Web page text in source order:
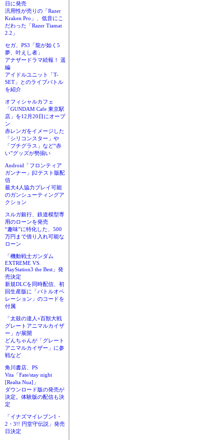
日に発売
汎用性が売りの「Razer
Kraken Pro」、低音にこ
だわった「Razer Tiamat
2.2」
セガ、PS3「龍が如く5
夢、叶えし者」
アナザードラマ続報！ 遥
編
アイドルユニット「T-
SET」とのライブバトル
を紹介
オフィシャルカフェ
「GUNDAM Cafe 東京駅
店」を12月20日にオープ
ン
赤レンガをイメージした
「シリコンスター」や
「プチグラス」など“赤
い”グッズが勢揃い
Android「フロンティア
ガンナー」β2テスト版配
信
最大4人協力プレイ可能
のガンシューティングア
クション
スルガ銀行、鉄道模型専
用のローンを発売
“趣味”に特化した、500
万円まで借り入れ可能な
ローン
「機動戦士ガンダム
EXTREME VS.
PlayStation3 the Best」発
売決定
新規DLCを同時配信、初
回生産版に「バトルオペ
レーション」のコードを
付属
「太鼓の達人×百獣大戦
グレートアニマルカイザ
ー」が展開
どんちゃんが「グレート
アニマルカイザー」に参
戦など
角川書店、PS
Vita「Fate/stay night
[Realta Nua]」
ダウンロード版の発売が
決定。体験版の配信も決
定
「イナズマイレブン1・
2・3!! 円堂守伝説」発売
日決定